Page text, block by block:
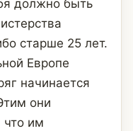
должно быть
старше 25 лет.
Европе
начинается
они
что им